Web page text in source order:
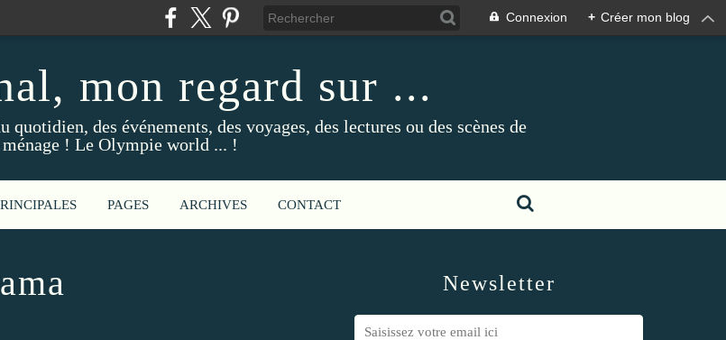
Connexion + Créer mon blog
mon regard sur ...
des événements, des voyages, des lectures ou des scènes de
ménage ! Le Olympie world ... !
PAGES ARCHIVES CONTACT
Newsletter